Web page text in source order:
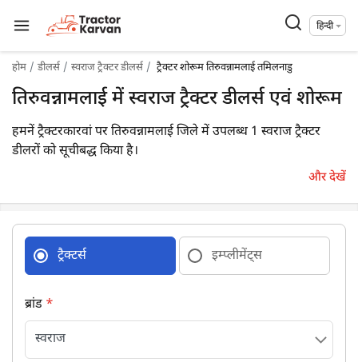
हिन्दी
होम डीलर्स स्वराज ट्रैक्टर डीलर्स ट्रैक्टर शोरूम तिरुवन्नामलाई तमिलनाडु
तिरुवन्नामलाई में स्वराज ट्रैक्टर डीलर्स एवं शोरूम
हमनें ट्रैक्टरकारवां पर तिरुवन्नामलाई जिले में उपलब्ध 1 स्वराज ट्रैक्टर
डीलरों को सूचीबद्ध किया है।
और देखें
ट्रैक्टर्स इम्प्लीमेंट्स
ब्रांड *